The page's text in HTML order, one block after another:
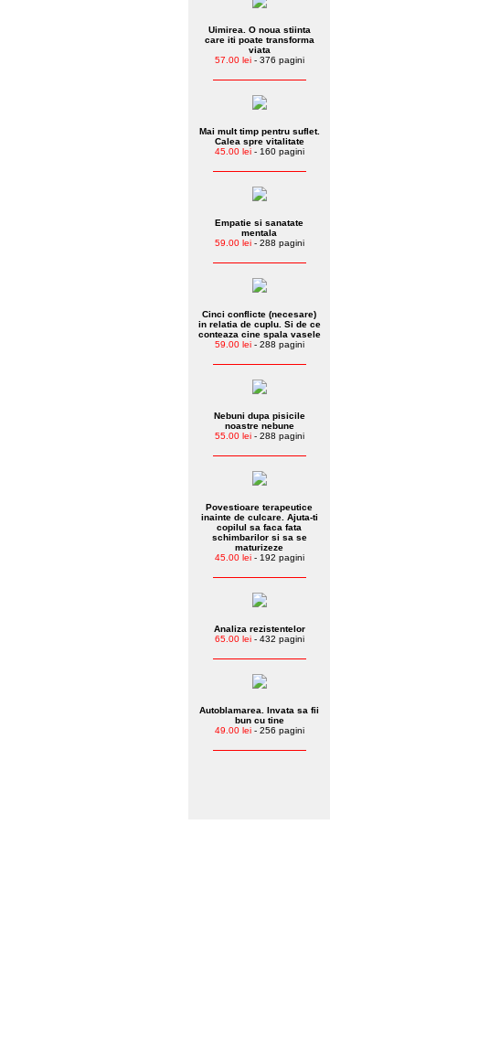
Uimirea. O noua stiinta
care iti poate transforma
viata
57.00 lei- 376 pagini
Mai mult timp pentru suflet.
Calea spre vitalitate
45.00 lei- 160 pagini
Empatie si sanatate
mentala
59.00 lei- 288 pagini
Cinci conflicte (necesare)
in relatia de cuplu. Si de ce
conteaza cine spala vasele
59.00 lei- 288 pagini
Nebuni dupa pisicile
noastre nebune
55.00 lei- 288 pagini
Povestioare terapeutice
inainte de culcare. Ajuta-ti
copilul sa faca fata
schimbarilor si sa se
maturizeze
45.00 lei- 192 pagini
Analiza rezistentelor
65.00 lei- 432 pagini
Autoblamarea. Invata sa fii
bun cu tine
49.00 lei- 256 pagini